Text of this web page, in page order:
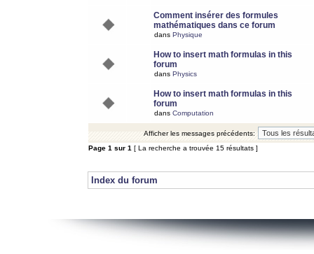
Comment insérer des formules
mathématiques dans ce forum
dans Physique
How to insert math formulas in this
forum
dans Physics
How to insert math formulas in this
forum
dans Computation
Afficher les messages précédents:
Page 1 sur 1 [ La recherche a trouvée 15 résultats ]
Index du forum